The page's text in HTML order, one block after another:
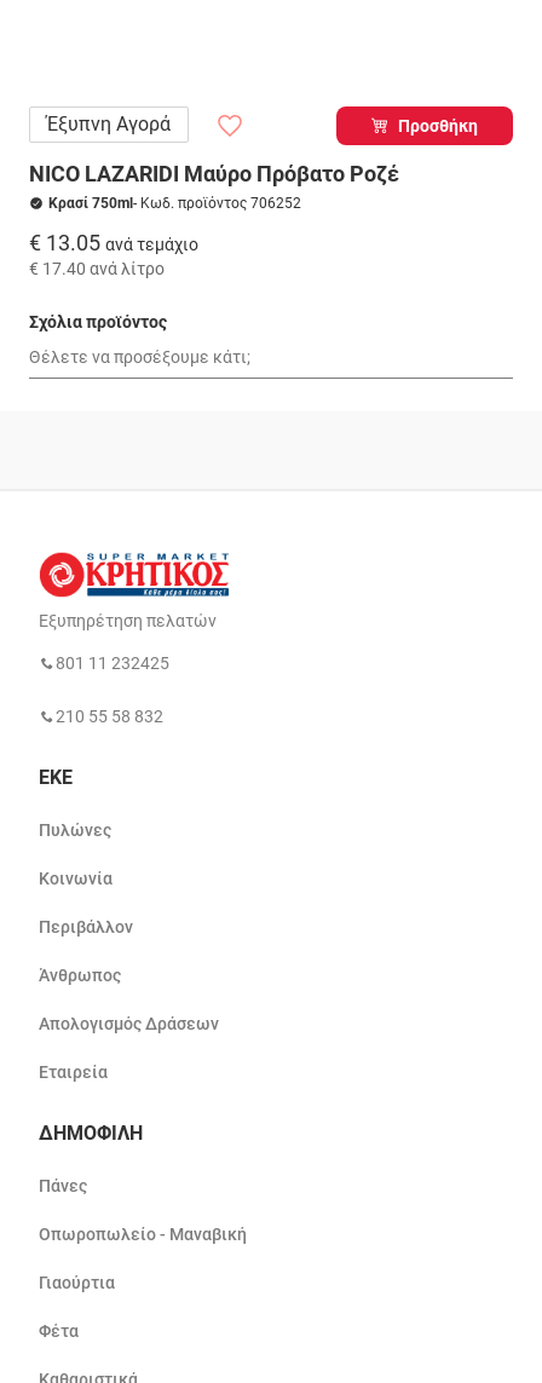
Έξυπνη Αγορά Προσθήκη
NICO LAZARIDI Μαύρο Πρόβατο Ροζέ
Κρασί 750ml - Κωδ. προϊόντος 706252
€ 13.05 ανά τεμάχιο
€ 17.40 ανά λίτρο
Σχόλια προϊόντος
Εξυπηρέτηση πελατών
801 11 232425
210 55 58 832
ΕΚΕ
Πυλώνες
Κοινωνία
Περιβάλλον
Άνθρωπος
Απολογισμός Δράσεων
Εταιρεία
ΔΗΜΟΦΙΛΗ
Πάνες
Οπωροπωλείο - Μαναβική
Γιαούρτια
Φέτα